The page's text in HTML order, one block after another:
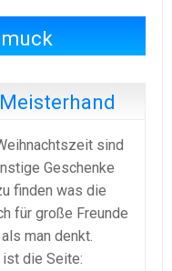
sind
Geschenke
finden was die
für große Freunde
man denkt.
die Seite: